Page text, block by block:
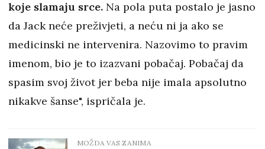
koje slamaju srce. Na pola puta postalo je jasno
da Jack neće preživjeti, a neću ni ja ako se
medicinski ne intervenira. Nazovimo to pravim
imenom, bio je to izazvani pobačaj. Pobačaj da
spasim svoj život jer beba nije imala apsolutno
nikakve šanse", ispričala je.
MOŽDA VAS ZANIMA